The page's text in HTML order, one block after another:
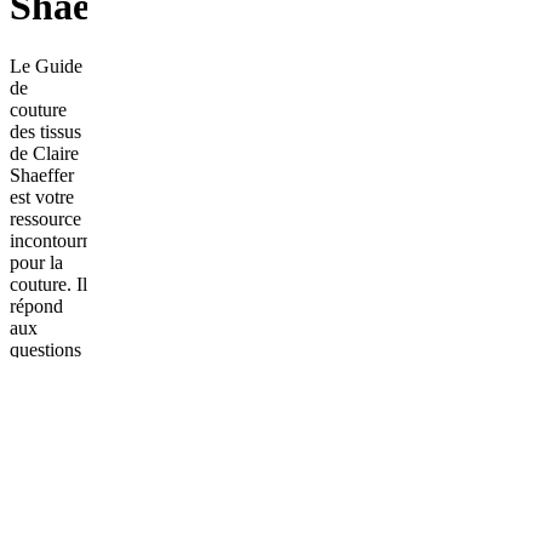
Le Guide
de
couture
des tissus
de Claire
Shaeffer
est votre
ressource
incontournable
pour la
couture. Il
répond
aux
questions